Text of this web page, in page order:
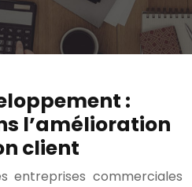
:
l’amélioration
client
entreprises commerciales